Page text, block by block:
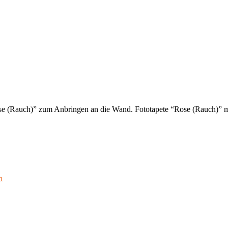
(Rauch)” zum Anbringen an die Wand. Fototapete “Rose